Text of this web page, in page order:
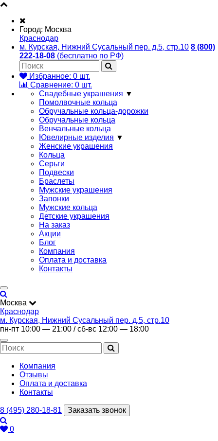
Город: Москва
Краснодар
м. Курская, Нижний Сусальный пер. д.5, стр.10 8 (800)
222-18-08 (бесплатно по РФ)
Избранное: 0 шт.
Сравнение: 0 шт.
Свадебные украшения ▼
Помолвочные кольца
Обручальные кольца-дорожки
Обручальные кольца
Венчальные кольца
Ювелирные изделия ▼
Женские украшения
Кольца
Серьги
Подвески
Браслеты
Мужские украшения
Запонки
Мужские кольца
Детские украшения
На заказ
Акции
Блог
Компания
Оплата и доставка
Контакты
Москва
Краснодар
м. Курская, Нижний Сусальный пер. д.5, стр.10
пн-пт 10:00 — 21:00 / сб-вс 12:00 — 18:00
Компания
Отзывы
Оплата и доставка
Контакты
8 (495) 280-18-81 Заказать звонок
0